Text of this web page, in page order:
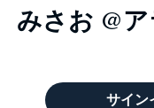
みさお @
サイン